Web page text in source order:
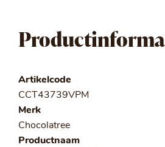
Artikelcode
CCT43739VPM
Merk
Chocolatree
Productnaam